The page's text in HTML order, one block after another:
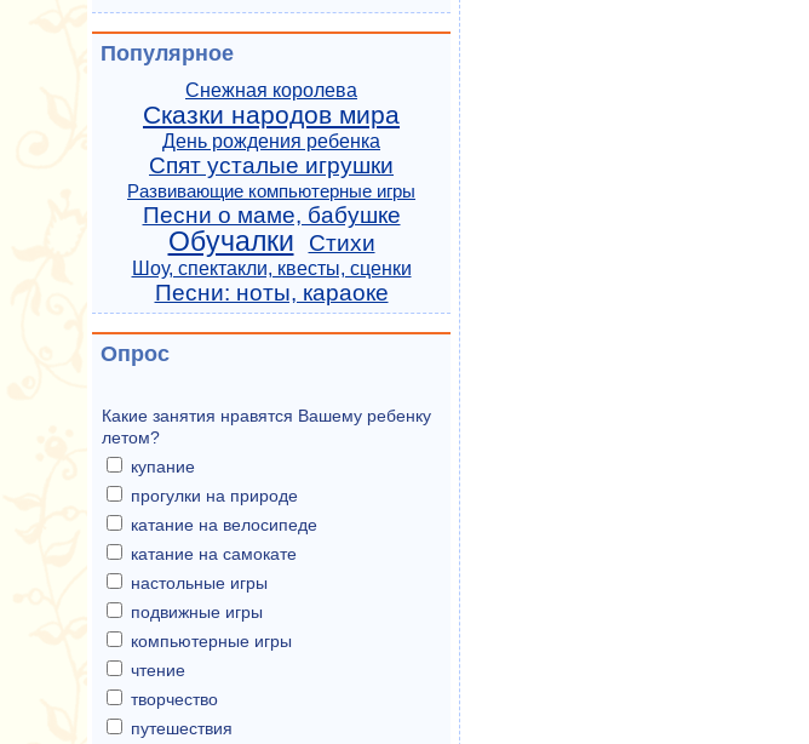
Популярное
Снежная королева
Сказки народов мира
День рождения ребенка
Спят усталые игрушки
Развивающие компьютерные игры
Песни о маме, бабушке
Обучалки Стихи
Шоу, спектакли, квесты, сценки
Песни: ноты, караоке
Опрос
Какие занятия нравятся Вашему ребенку
летом?
купание
прогулки на природе
катание на велосипеде
катание на самокате
настольные игры
подвижные игры
компьютерные игры
чтение
творчество
путешествия